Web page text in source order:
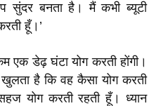
सुंदर बनता है। मैं कभी ब्यूटी
हूँ।’
डेढ़ घंटा योग करती होंगी।
है कि वह कैसा योग करती
योग करती रहती हूँ। ध्यान